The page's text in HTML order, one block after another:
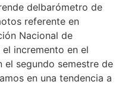
delbarómetro de
referente en
Nacional de
el incremento en el
segundo semestre de
en una tendencia a